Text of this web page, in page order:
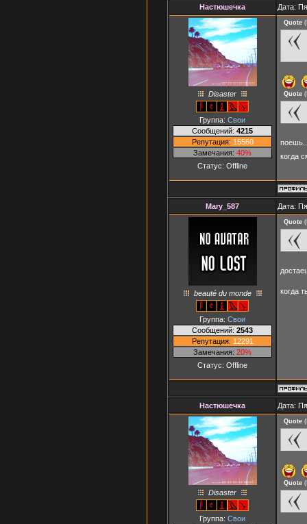
Настюшечка Дата:
Disaster
Группа: Свои
Сообщений: 4215
Репутация: 15560
Замечания: 40%
Статус: Offline
Quote (
Quote (
когда
Mary_587 Дата:
beauté du monde
Группа: Свои
Сообщений: 2543
Репутация: 12291
Замечания: 20%
Статус: Offline
Quote (
когда
Настюшечка Дата:
Disaster
Группа: Свои
Quote (
Quote (